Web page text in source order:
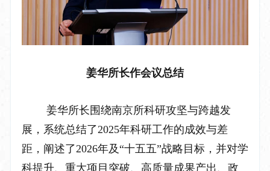
姜华所长作会议总结
姜华所长围绕南京所科研攻坚与跨越发
展，系统总结了2025年科研工作的成效与差
距，阐述了2026年及“十五五”战略目标，并对学
科提升、重大项目突破、高质量成果产出、政